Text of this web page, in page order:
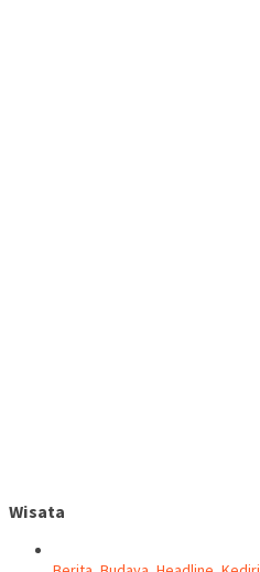
Wisata